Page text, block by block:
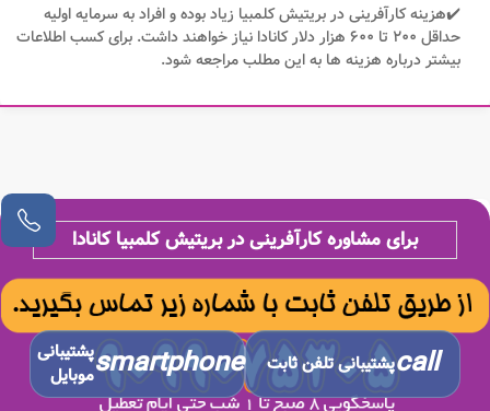
✔️هزینه کارآفرینی در بریتیش کلمبیا زیاد بوده و افراد به سرمایه اولیه
حداقل ۲۰۰ تا ۶۰۰ هزار دلار کانادا نیاز خواهند داشت. برای کسب اطلاعات
بیشتر درباره هزینه ها به این مطلب مراجعه شود.
برای مشاوره کارآفرینی در بریتیش کلمبیا کانادا
callپشتیبانی تلفن ثابت smartphoneپشتیبانی
موبایل